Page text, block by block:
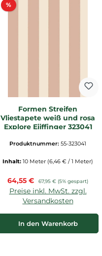
%Rabatt
Formen Streifen
Vliestapete weiß und rosa
Explore Eijffinger 323041
Produktnummer: 55-323041
Inhalt: 10 Meter (6,46 € / 1 Meter)
Verkaufspreis:
64,55 € Regulärer Preis:
67,95 € (5% gespart)
Preise inkl. MwSt. zzgl.
Versandkosten
In den Warenkorb